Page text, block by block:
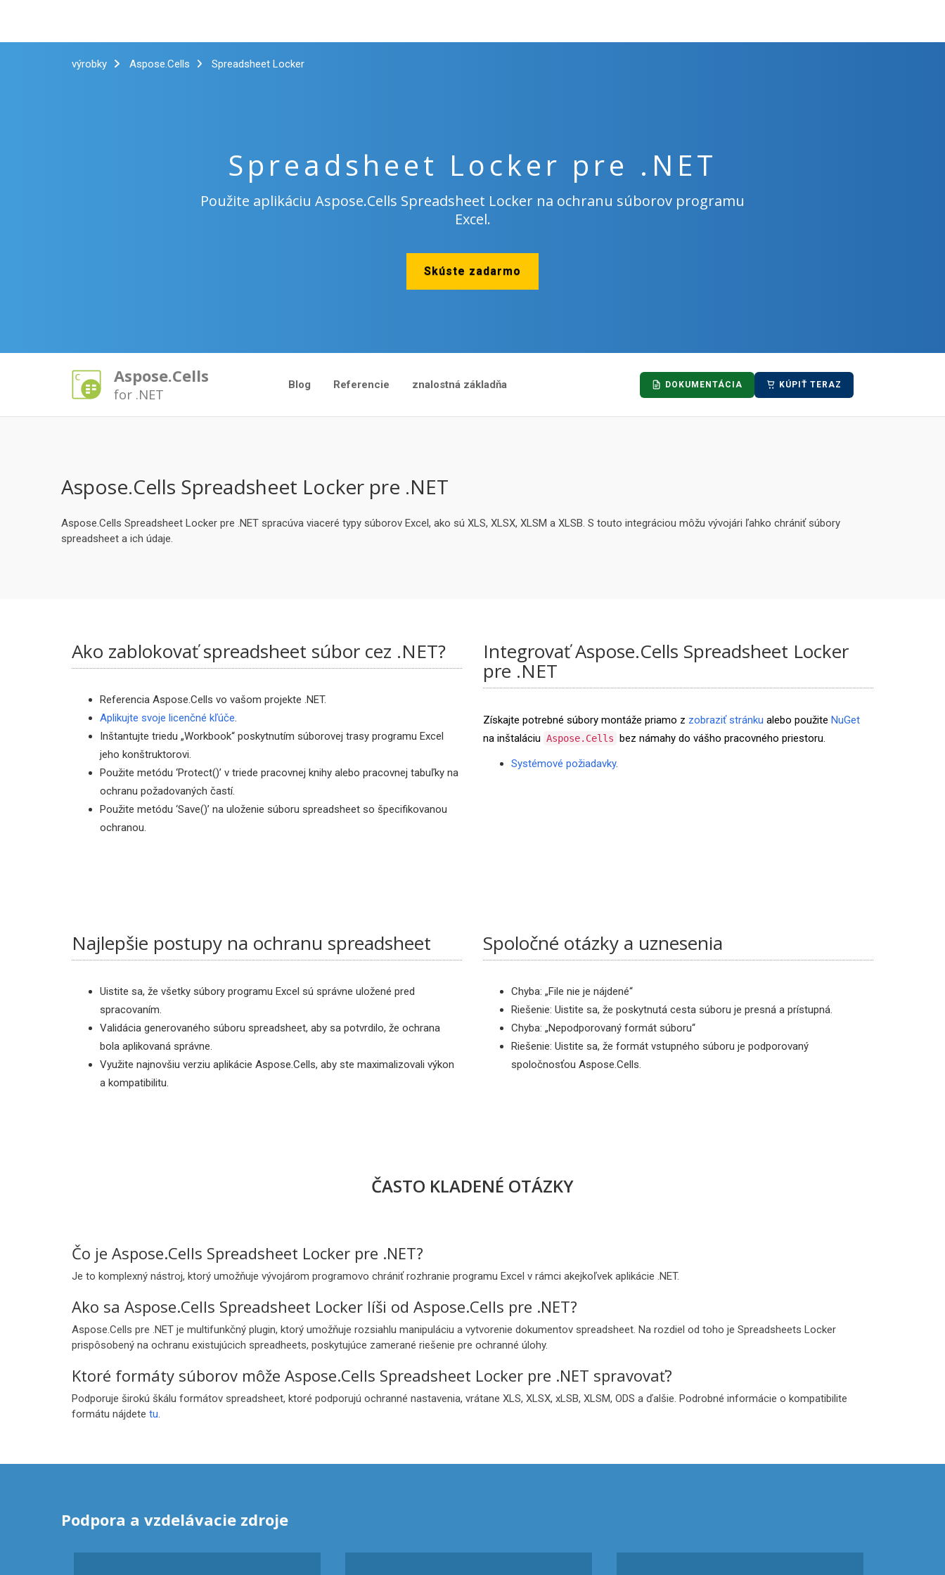
výrobky Aspose.Cells Spreadsheet Locker
Spreadsheet Locker pre .NET
Použite aplikáciu Aspose.Cells Spreadsheet Locker na ochranu súborov programu
Excel.
Skúste zadarmo
Aspose.Cells
for .NET
Blog Referencie znalostná základňa DOKUMENTÁCIA KÚPIŤ TERAZ
Aspose.Cells Spreadsheet Locker pre .NET
Aspose.Cells Spreadsheet Locker pre .NET spracúva viaceré typy súborov Excel, ako sú XLS, XLSX, XLSM a XLSB. S touto integráciou môžu vývojári ľahko chrániť súbory
spreadsheet a ich údaje.
Ako zablokovať spreadsheet súbor cez .NET?
Referencia Aspose.Cells vo vašom projekte .NET.
Aplikujte svoje licenčné kľúče.
Inštantujte triedu „Workbook“ poskytnutím súborovej trasy programu Excel
jeho konštruktorovi.
Použite metódu ‘Protect()’ v triede pracovnej knihy alebo pracovnej tabuľky na
ochranu požadovaných častí.
Použite metódu ‘Save()’ na uloženie súboru spreadsheet so špecifikovanou
ochranou.
Integrovať Aspose.Cells Spreadsheet Locker
pre .NET
Získajte potrebné súbory montáže priamo z zobraziť stránku alebo použite NuGet
na inštaláciu Aspose.Cells bez námahy do vášho pracovného priestoru.
Systémové požiadavky.
Najlepšie postupy na ochranu spreadsheet
Uistite sa, že všetky súbory programu Excel sú správne uložené pred
spracovaním.
Validácia generovaného súboru spreadsheet, aby sa potvrdilo, že ochrana
bola aplikovaná správne.
Využite najnovšiu verziu aplikácie Aspose.Cells, aby ste maximalizovali výkon
a kompatibilitu.
Spoločné otázky a uznesenia
Chyba: „File nie je nájdené“
Riešenie: Uistite sa, že poskytnutá cesta súboru je presná a prístupná.
Chyba: „Nepodporovaný formát súboru“
Riešenie: Uistite sa, že formát vstupného súboru je podporovaný
spoločnosťou Aspose.Cells.
ČASTO KLADENÉ OTÁZKY
Čo je Aspose.Cells Spreadsheet Locker pre .NET?
Je to komplexný nástroj, ktorý umožňuje vývojárom programovo chrániť rozhranie programu Excel v rámci akejkoľvek aplikácie .NET.
Ako sa Aspose.Cells Spreadsheet Locker líši od Aspose.Cells pre .NET?
Aspose.Cells pre .NET je multifunkčný plugin, ktorý umožňuje rozsiahlu manipuláciu a vytvorenie dokumentov spreadsheet. Na rozdiel od toho je Spreadsheets Locker
prispôsobený na ochranu existujúcich spreadheets, poskytujúce zamerané riešenie pre ochranné úlohy.
Ktoré formáty súborov môže Aspose.Cells Spreadsheet Locker pre .NET spravovať?
Podporuje širokú škálu formátov spreadsheet, ktoré podporujú ochranné nastavenia, vrátane XLS, XLSX, xLSB, XLSM, ODS a ďalšie. Podrobné informácie o kompatibilite
formátu nájdete tu.
Podpora a vzdelávacie zdroje